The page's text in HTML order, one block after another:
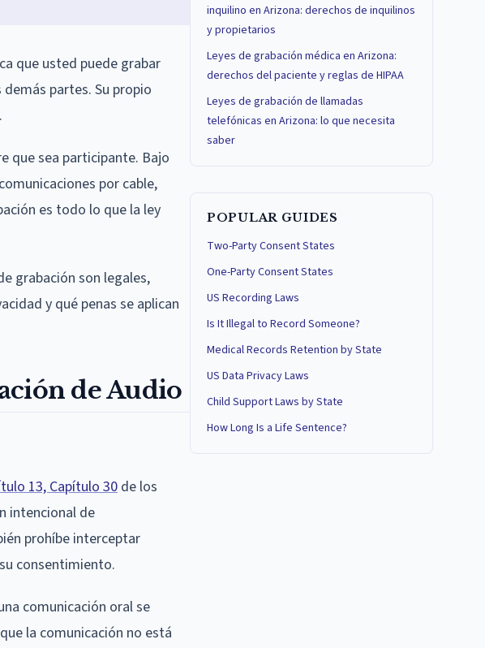
que usted puede grabar
partes. Su propio
que sea participante. Bajo
por cable,
es todo lo que la ley
grabación son legales,
y qué penas se aplican
de Audio
13, Capítulo 30 de los
intencional de
prohíbe interceptar
consentimiento.
comunicación oral se
la comunicación no está
inquilino en Arizona: derechos de inquilinos
y propietarios
Leyes de grabación médica en Arizona:
derechos del paciente y reglas de HIPAA
Leyes de grabación de llamadas
telefónicas en Arizona: lo que necesita
saber
POPULAR GUIDES
Two-Party Consent States
One-Party Consent States
US Recording Laws
Is It Illegal to Record Someone?
Medical Records Retention by State
US Data Privacy Laws
Child Support Laws by State
How Long Is a Life Sentence?